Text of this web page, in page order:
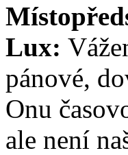
Lux:
pánové,
Onu
ale není